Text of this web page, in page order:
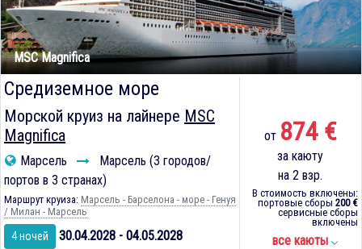
MSC Magnifica
Средиземное море
Морской круиз на лайнере MSC
Magnifica
Марсель
Марсель (3 городов/
портов в 3 странах)
Маршрут круиза: Марсель - Барселона - море - Генуя
/ Милан - Марсель
4 ночей 30.04.2028 - 04.05.2028
от 874 €
за каюту
на 2 взр.
В стоимость включены:
портовые сборы 200 €
сервисные сборы
включены
все каюты